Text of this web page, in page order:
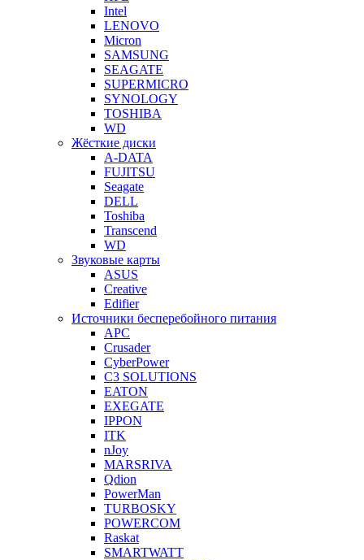
Intel
LENOVO
Micron
SAMSUNG
SEAGATE
SUPERMICRO
SYNOLOGY
TOSHIBA
WD
Жёсткие диски
A-DATA
FUJITSU
Seagate
DELL
Toshiba
Transcend
WD
Звуковые карты
ASUS
Creative
Edifier
Источники бесперебойного питания
APC
Crusader
CyberPower
C3 SOLUTIONS
EATON
EXEGATE
IPPON
ITK
nJoy
MARSRIVA
Qdion
PowerMan
TURBOSKY
POWERCOM
Raskat
SMARTWATT